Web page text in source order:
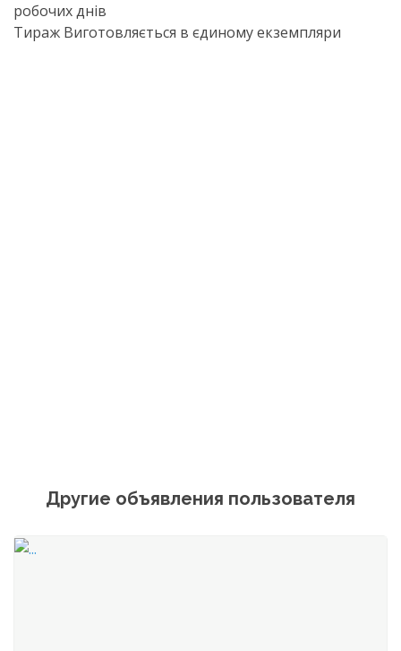
робочих днів
Тираж Виготовляється в єдиному екземпляри
Другие объявления пользователя